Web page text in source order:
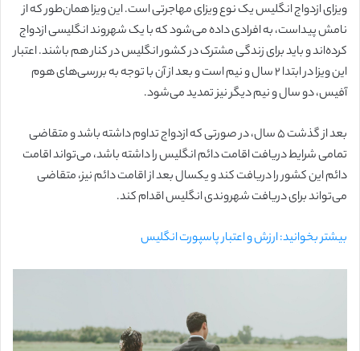
ویزای ازدواج انگلیس یک نوع ویزای مهاجرتی است. این ویزا همان‌طور که از
نامش پیداست، به افرادی داده می‌شود که با یک شهروند انگلیسی ازدواج
کرده‌اند و باید برای زندگی مشترک در کشور انگلیس در کنار هم باشند. اعتبار
این ویزا در ابتدا ۲ سال و نیم است و بعد از آن با توجه به بررسی‌های هوم
آفیس، دو سال و نیم دیگر نیز تمدید می‌شود.
بعد از گذشت ۵ سال، در صورتی که ازدواج تداوم داشته باشد و متقاضی
تمامی شرایط دریافت اقامت دائم انگلیس را داشته باشد، می‌تواند اقامت
دائم این کشور را دریافت کند و یکسال بعد از اقامت دائم نیز، متقاضی
می‌تواند برای دریافت شهروندی انگلیس اقدام کند.
بیشتر بخوانید: ارزش و اعتبار پاسپورت انگلیس